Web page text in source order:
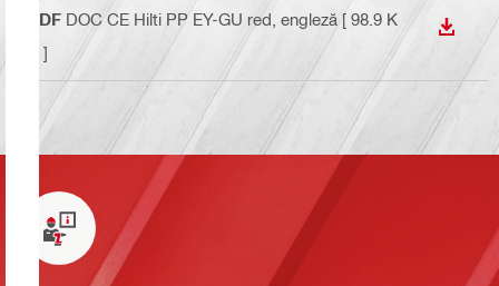
PDF DOC CE Hilti PP EY-GU red , engleză[ 98.9 K
B ]